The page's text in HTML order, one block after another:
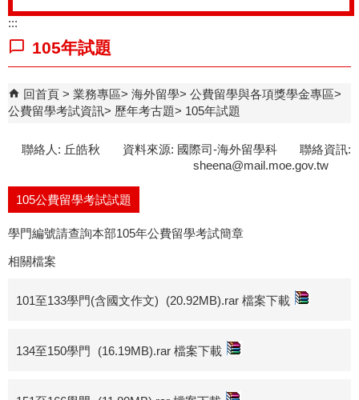
:::
105年試題
回首頁 業務專區 海外留學
公費留學與各項獎學金專區
公費留學考試資訊
歷年考古題 105年試題
聯絡人: 丘皓秋 資料來源: 國際司-海外留學科 聯絡資訊:
sheena@mail.moe.gov.tw
105公費留學考試試題
學門編號請查詢本部105年公費留學考試簡章
相關檔案
101至133學門(含國文作文) (20.92MB).rar 檔案下載
134至150學門 (16.19MB).rar 檔案下載